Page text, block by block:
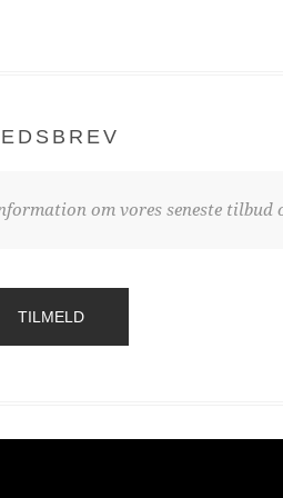
om vores seneste tilbud
TILMELD